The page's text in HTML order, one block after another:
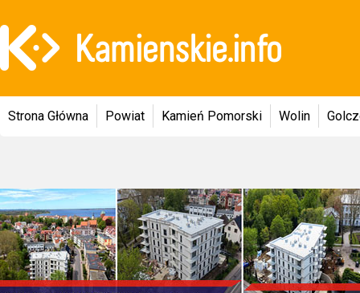
Strona Główna Powiat Kamień Pomorski Wolin